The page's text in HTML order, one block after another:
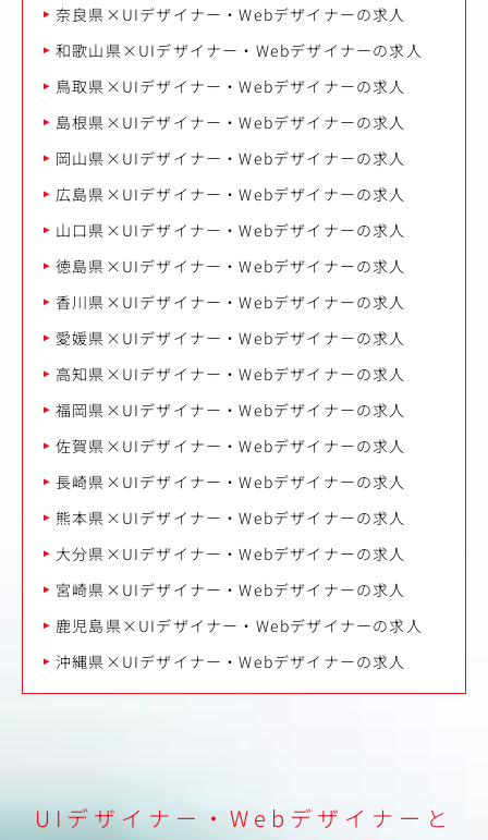
奈良県×UIデザイナー・Webデザイナーの求人
和歌山県×UIデザイナー・Webデザイナーの求人
鳥取県×UIデザイナー・Webデザイナーの求人
島根県×UIデザイナー・Webデザイナーの求人
岡山県×UIデザイナー・Webデザイナーの求人
広島県×UIデザイナー・Webデザイナーの求人
山口県×UIデザイナー・Webデザイナーの求人
徳島県×UIデザイナー・Webデザイナーの求人
香川県×UIデザイナー・Webデザイナーの求人
愛媛県×UIデザイナー・Webデザイナーの求人
高知県×UIデザイナー・Webデザイナーの求人
福岡県×UIデザイナー・Webデザイナーの求人
佐賀県×UIデザイナー・Webデザイナーの求人
長崎県×UIデザイナー・Webデザイナーの求人
熊本県×UIデザイナー・Webデザイナーの求人
大分県×UIデザイナー・Webデザイナーの求人
宮崎県×UIデザイナー・Webデザイナーの求人
鹿児島県×UIデザイナー・Webデザイナーの求人
沖縄県×UIデザイナー・Webデザイナーの求人
UIデザイナー・Webデザイナーと